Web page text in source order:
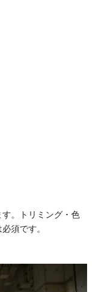
。トリミング・色
須です。